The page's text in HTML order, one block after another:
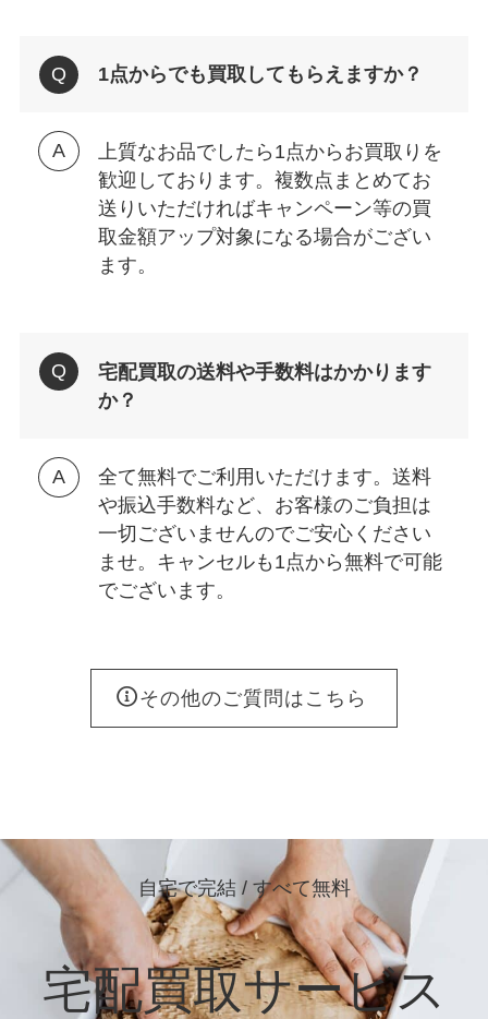
1点からでも買取してもらえますか？
上質なお品でしたら1点からお買取りを
歓迎しております。複数点まとめてお
送りいただければキャンペーン等の買
取金額アップ対象になる場合がござい
ます。
宅配買取の送料や手数料はかかります
か？
全て無料でご利用いただけます。送料
や振込手数料など、お客様のご負担は
一切ございませんのでご安心ください
ませ。キャンセルも1点から無料で可能
でございます。
その他のご質問はこちら
自宅で完結 / すべて無料
宅配買取サービス